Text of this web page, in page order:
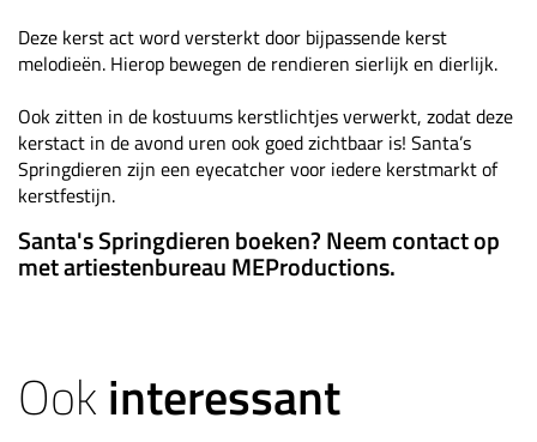
Deze kerst act word versterkt door bijpassende kerst
melodieën. Hierop bewegen de rendieren sierlijk en dierlijk.
Ook zitten in de kostuums kerstlichtjes verwerkt, zodat deze
kerstact in de avond uren ook goed zichtbaar is! Santa’s
Springdieren zijn een eyecatcher voor iedere kerstmarkt of
kerstfestijn.
Santa's Springdieren boeken? Neem contact op
met artiestenbureau MEProductions.
Ookinteressant